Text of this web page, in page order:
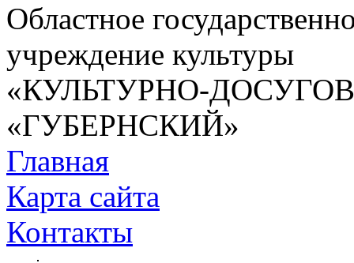
Областное
учреждение культуры
«КУЛЬТУРНО-
«ГУБЕРНСКИЙ»
Главная
Карта сайта
Контакты